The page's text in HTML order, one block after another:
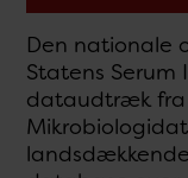
Den nationale
Statens Serum
dataudtræk fra